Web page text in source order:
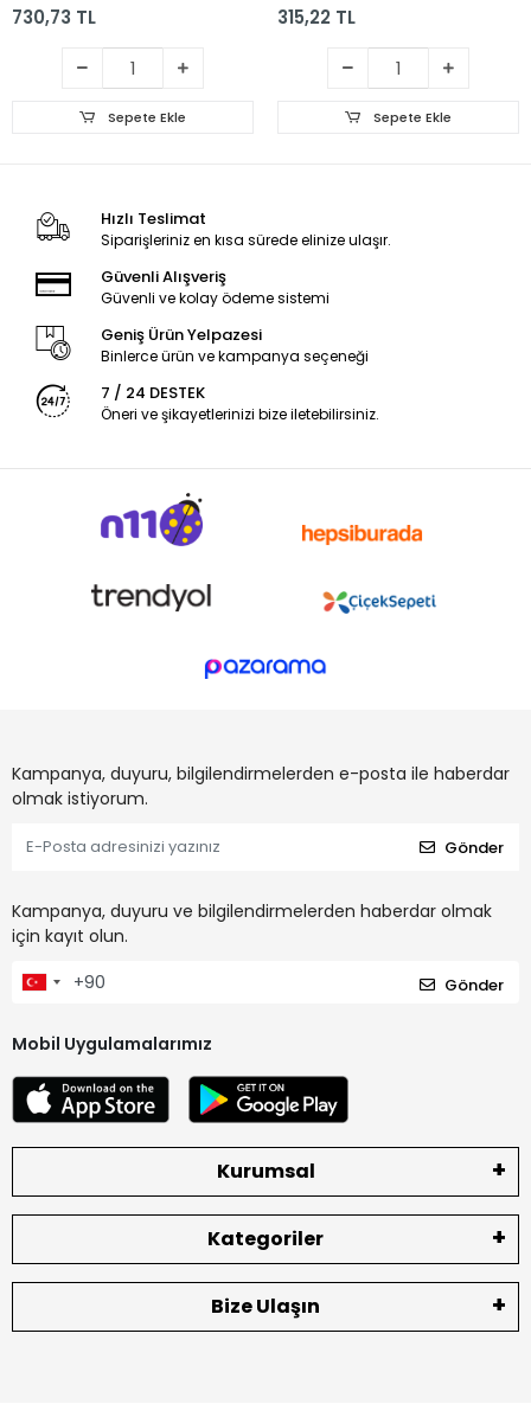
730,73 TL
Sepete Ekle
315,22 TL
Sepete Ekle
Hızlı Teslimat
Siparişleriniz en kısa sürede elinize ulaşır.
Güvenli Alışveriş
Güvenli ve kolay ödeme sistemi
Geniş Ürün Yelpazesi
Binlerce ürün ve kampanya seçeneği
7 / 24 DESTEK
Öneri ve şikayetlerinizi bize iletebilirsiniz.
Kampanya, duyuru, bilgilendirmelerden e-posta ile haberdar
olmak istiyorum.
Gönder
Kampanya, duyuru ve bilgilendirmelerden haberdar olmak
için kayıt olun.
Gönder
Mobil Uygulamalarımız
Kurumsal
Kategoriler
Bize Ulaşın